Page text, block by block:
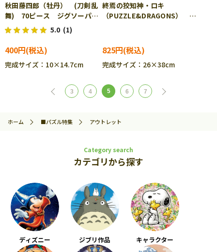
秋田藤四郎（牡丹） (刀剣乱
舞) 70ピース ジグソーパズ
ル YAM-97-237
5.0 (1)
400円
完成サイズ：10×14.7cm
終焉の狡知神・ロキ
（PUZZLE&DRAGONS）
825円
完成サイズ：26×38cm
3 4 5 6 7
ホーム ■パズル特集 アウトレット
Category search
カテゴリから探す
ディズニー ジブリ作品 キャラクター